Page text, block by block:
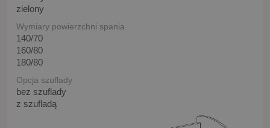
zielony
Wymiary powierzchni spania
140/70
160/80
180/80
Opcja szuflady
bez szuflady
z szufladą